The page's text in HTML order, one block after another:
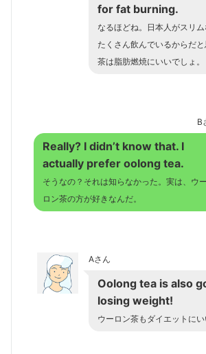
for fat burning.
なるほどね。日本人がスリ
たくさん飲んでいるからだ
茶は脂肪燃焼にいいでしょ。
B
Really? I didn’t know that. I
actually prefer oolong tea.
そうなの？それは知らなかった。実は、ウー
ロン茶の方が好きなんだ。
Aさん
Oolong tea is also
losing weight!
ウーロン茶もダイエットにい